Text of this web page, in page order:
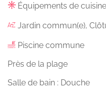
Équipements de
Jardin commun(e),
Piscine commune
Près de la plage
Salle de bain : Douche